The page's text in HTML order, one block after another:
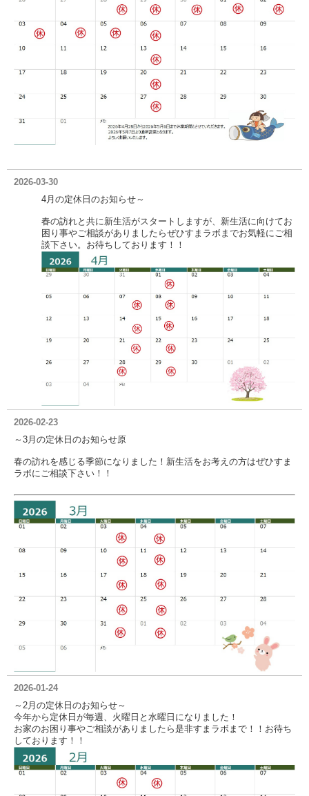
2026-03-30
4月の定休日のお知らせ～
春の訪れと共に新生活がスタートしますが、新生活に向けてお
困り事やご相談がありましたらぜひすまラボまでお気軽にご相
談下さい。お待ちしております！！
2026-02-23
～3月の定休日のお知らせ原
春の訪れを感じる季節になりました！新生活をお考えの方はぜひすま
ラボにご相談下さい！！
2026-01-24
～2月の定休日のお知らせ～
今年から定休日が毎週、火曜日と水曜日になりました！
お家のお困り事やご相談がありましたら是非すまラボまで！！お待ち
しております！！